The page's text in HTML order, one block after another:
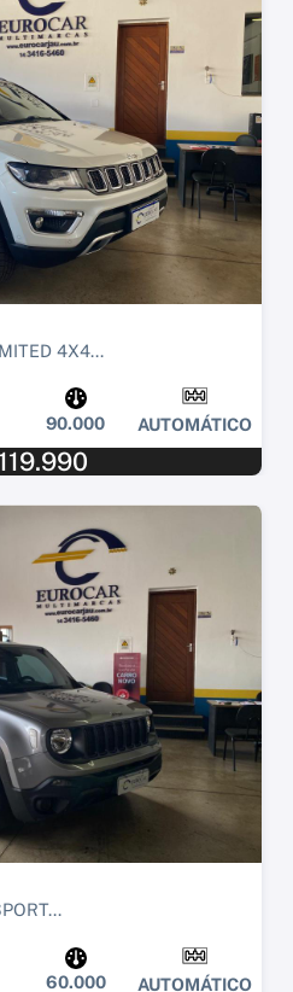
4X4...
90.000 AUTOMÁTICO
60.000 AUTOMÁTICO